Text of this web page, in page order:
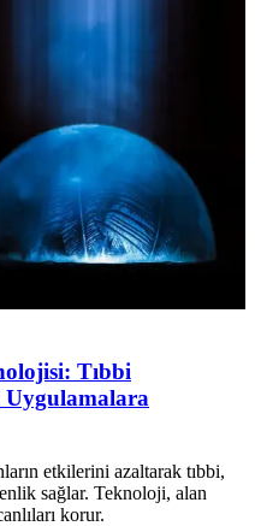
Tıbbi
Uygulamalara
etkilerini azaltarak tıbbi,
sağlar. Teknoloji, alan
korur.